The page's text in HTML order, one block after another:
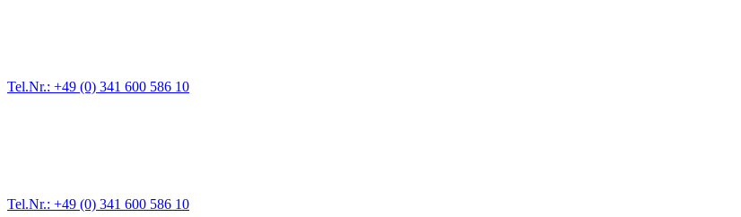
Tel.Nr.: +49 (0) 341 600 586 10
Tel.Nr.: +49 (0) 341 600 586 10